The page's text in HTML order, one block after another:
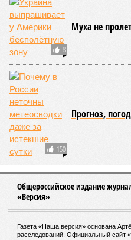
8
Муха не
150
Прогноз,
Общероссийское издание
«Версия»
Газета «Наша версия» основана
расследований. Официальный сайт